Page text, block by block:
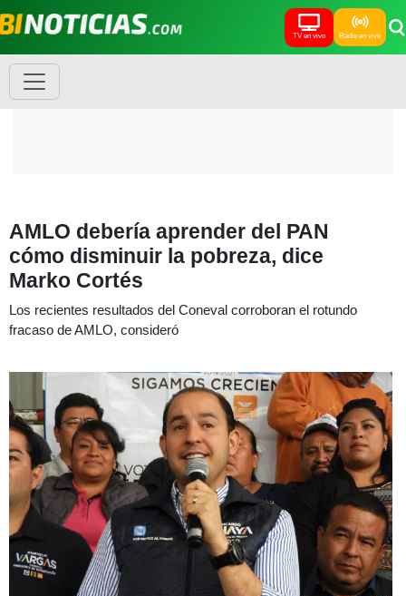
TV en vivo Radio en vivo
AMLO debería aprender del PAN
cómo disminuir la pobreza, dice
Marko Cortés
Los recientes resultados del Coneval corroboran el rotundo
fracaso de AMLO, consideró